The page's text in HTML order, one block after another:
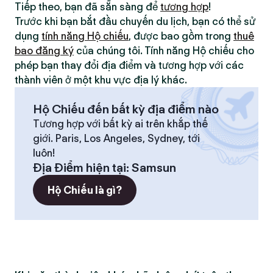
Tiếp theo, bạn đã sẵn sàng để tương hợp!
Trước khi bạn bắt đầu chuyến du lịch, bạn có thể sử
dụng tính năng Hộ chiếu, được bao gồm trong thuê
bao đăng ký của chúng tôi. Tính năng Hộ chiếu cho
phép bạn thay đổi địa điểm và tương hợp với các
thành viên ở một khu vực địa lý khác.
Hộ Chiếu đến bất kỳ địa điểm nào
Tương hợp với bất kỳ ai trên khắp thế
giới. Paris, Los Angeles, Sydney, tới
luôn!
Địa Điểm hiện tại: Samsun
Hộ Chiếu là gì?